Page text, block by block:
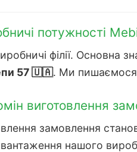
потужності
філії. Основна
57 🇺🇦. Ми пишаємося
виготовлення
замовлення
нашого